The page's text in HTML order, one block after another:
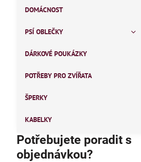
DOMÁCNOST
PSÍ OBLEČKY
DÁRKOVÉ POUKÁZKY
POTŘEBY PRO ZVÍŘATA
ŠPERKY
KABELKY
Potřebujete poradit s
objednávkou?